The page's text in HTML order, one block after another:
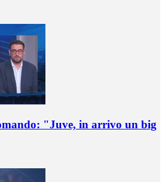
"Juve, in arrivo un big